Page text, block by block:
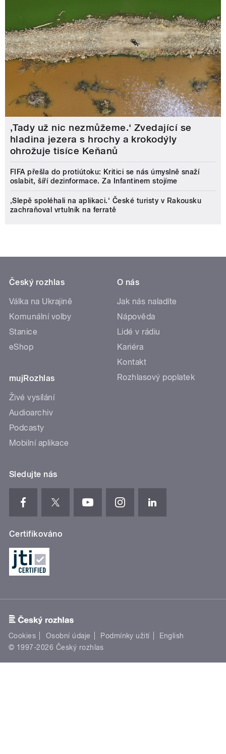
‚Tady už nic nezmůžeme.‘ Zvedající se
hladina jezera s hrochy a krokodýly
ohrožuje tisíce Keňanů
FIFA přešla do protiútoku: Kritici se nás úmyslně snaží
oslabit, šíří dezinformace. Za Infantinem stojíme
‚Slepě spoléhali na aplikaci.‘ České turisty v Rakousku
zachraňoval vrtulník na ferratě
Český rozhlas
Válka na Ukrajině
Komunální volby
Stanice
eShop
mujRozhlas
Živé vysílání
Audioarchiv
Podcasty
Mobilní aplikace
O nás
Jak nás naladíte
Nápověda
Lidé v rádiu
Kariéra
Kontakt
Rozhlasový poplatek
Sledujte nás
Certifikováno
Cookies Osobní údaje Podmínky užití
English
© 1997-2026 Český rozhlas